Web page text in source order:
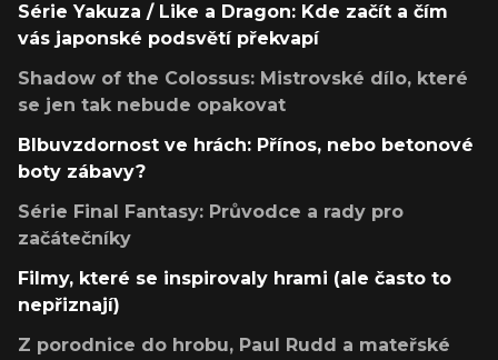
Série Yakuza / Like a Dragon: Kde začít a čím
vás japonské podsvětí překvapí
Shadow of the Colossus: Mistrovské dílo, které
se jen tak nebude opakovat
Blbuvzdornost ve hrách: Přínos, nebo betonové
boty zábavy?
Série Final Fantasy: Průvodce a rady pro
začátečníky
Filmy, které se inspirovaly hrami (ale často to
nepřiznají)
Z porodnice do hrobu, Paul Rudd a mateřské